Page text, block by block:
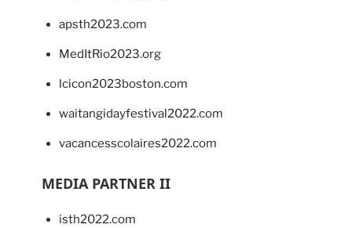
apsth2023.com
MedItRio2023.org
lcicon2023boston.com
waitangidayfestival2022.com
vacancesscolaires2022.com
MEDIA PARTNER II
isth2022.com